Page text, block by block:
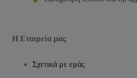
Η Εταιρεία μας
Σχετικά με εμάς